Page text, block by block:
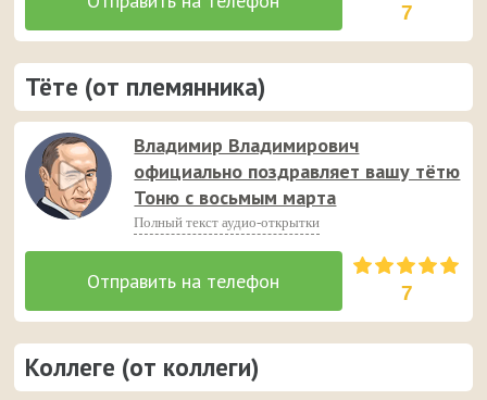
7
Тёте (от племянника)
Владимир Владимирович
официально поздравляет вашу тётю
Тоню с восьмым марта
Полный текст аудио-открытки
7
Коллеге (от коллеги)